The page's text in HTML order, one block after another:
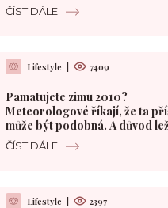
ČÍST DÁLE
Lifestyle 7409
Pamatujete zimu 2010?
Meteorologové říkají, že ta
může být podobná. A důvod
Pacifiku
ČÍST DÁLE
Lifestyle 2397